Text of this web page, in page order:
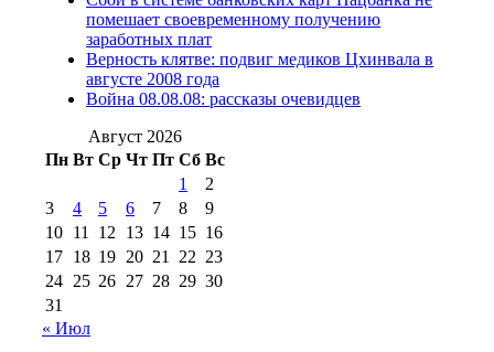
августа 2016 г(10)№98 5 июля 2014 г(10)
№98 8 августа 2013 г
августа 2012 г(14)
2017 г(9)
№99 4 августа
2016 г(12) №99 8 июля 2014 г
августа 2012 г(11)
августа 2013 г
(12)
помешает своевременному получению
заработных плат
Верность клятве: подвиг медиков Цхинвала в
августе 2008 года
Война 08.08.08: рассказы очевидцев
Август 2026
Пн Вт Ср Чт Пт Сб Вс
1
2
3
4 5 6 7 8
9
10 11 12 13 14 15 16
17 18 19 20 21 22 23
24 25 26 27 28 29 30
31
« Июл